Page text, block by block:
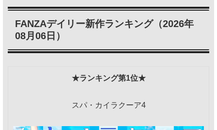
FANZAデイリー新作ランキング（2026年
08月06日）
★ランキング第1位★
スパ・カイラクーア4